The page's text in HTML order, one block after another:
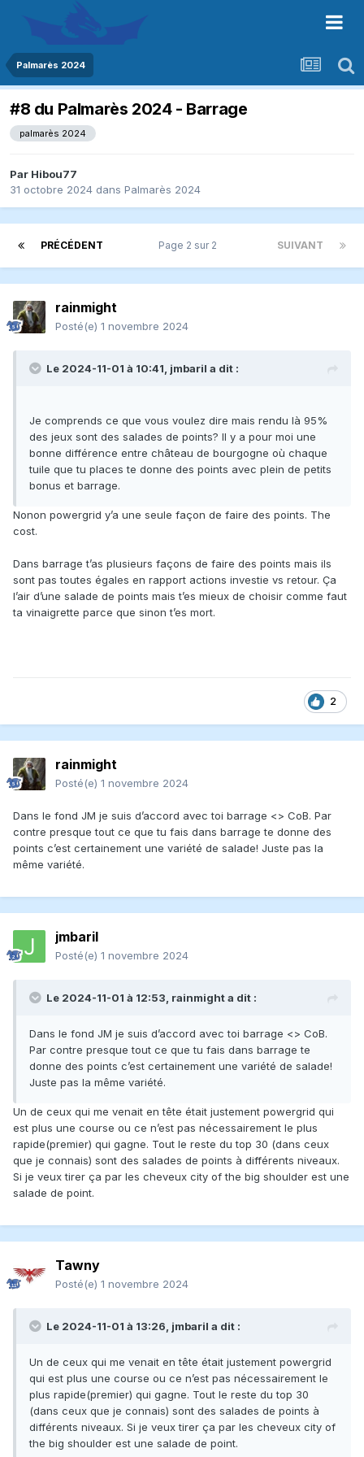
Palmarès 2024
#8 du Palmarès 2024 - Barrage
palmarès 2024
Par Hibou77
31 octobre 2024 dans Palmarès 2024
PRÉCÉDENT SUIVANT
Page 2 sur 2
rainmight
Posté(e) 1 novembre 2024
Le 2024-11-01 à 10:41, jmbaril a dit :
Je comprends ce que vous voulez dire mais rendu là 95%
des jeux sont des salades de points? Il y a pour moi une
bonne différence entre château de bourgogne où chaque
tuile que tu places te donne des points avec plein de petits
bonus et barrage.
Nonon powergrid y’a une seule façon de faire des points. The
cost.
Dans barrage t’as plusieurs façons de faire des points mais ils
sont pas toutes égales en rapport actions investie vs retour. Ça
l’air d’une salade de points mais t’es mieux de choisir comme faut
ta vinaigrette parce que sinon t’es mort.
2
rainmight
Posté(e) 1 novembre 2024
Dans le fond JM je suis d’accord avec toi barrage <> CoB. Par
contre presque tout ce que tu fais dans barrage te donne des
points c’est certainement une variété de salade! Juste pas la
même variété.
jmbaril
Posté(e) 1 novembre 2024
Le 2024-11-01 à 12:53, rainmighta dit :
Dans le fond JM je suis d’accord avec toi barrage <> CoB.
Par contre presque tout ce que tu fais dans barrage te
donne des points c’est certainement une variété de salade!
Juste pas la même variété.
Un de ceux qui me venait en tête était justement powergrid qui
est plus une course ou ce n’est pas nécessairement le plus
rapide(premier) qui gagne. Tout le reste du top 30 (dans ceux
que je connais) sont des salades de points à différents niveaux.
Si je veux tirer ça par les cheveux city of the big shoulder est une
salade de point.
Tawny
Posté(e) 1 novembre 2024
Le 2024-11-01 à 13:26, jmbaril a dit :
Un de ceux qui me venait en tête était justement powergrid
qui est plus une course ou ce n’est pas nécessairement le
plus rapide(premier) qui gagne. Tout le reste du top 30
(dans ceux que je connais) sont des salades de points à
différents niveaux. Si je veux tirer ça par les cheveux city of
the big shoulder est une salade de point.